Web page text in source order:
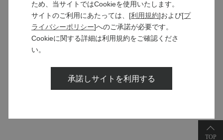
MANNS WINE
ブランドサイト
SOLARISシリーズ
特設サイト
ため、当サイトではCookieを使用いたします。
サイトのご利用にあたっては、[利用規約]および[プ
ライバシーポリシー]へのご承諾が必要です。
Cookieに関する詳細は利用規約をご確認くださ
い。
承諾しサイトを利用する